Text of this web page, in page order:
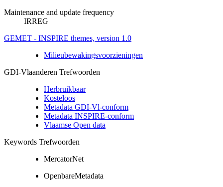
Maintenance and update frequency
IRREG
GEMET - INSPIRE themes, version 1.0
Milieubewakingsvoorzieningen
GDI-Vlaanderen Trefwoorden
Herbruikbaar
Kosteloos
Metadata GDI-Vl-conform
Metadata INSPIRE-conform
Vlaamse Open data
Keywords Trefwoorden
MercatorNet
OpenbareMetadata